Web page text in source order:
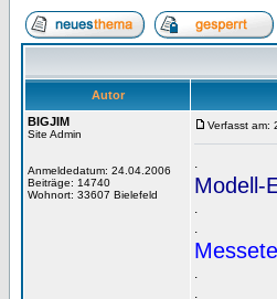
Autor
BIGJIM
Site Admin
Anmeldedatum: 24.04.2006
Beiträge: 14740
Wohnort: 33607 Bielefeld
Verfasst am:
.
Modell-
.
.
.
.